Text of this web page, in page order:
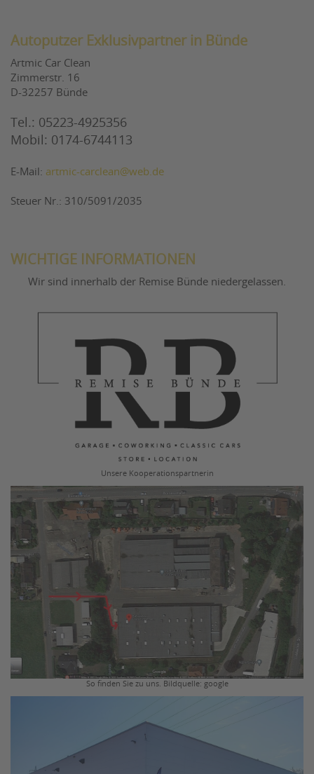
Autoputzer Exklusivpartner in Bünde
Artmic Car Clean
Zimmerstr. 16
D-32257 Bünde
Tel.: 05223-4925356
Mobil: 0174-6744113
E-Mail: artmic-carclean@web.de
Steuer Nr.: 310/5091/2035
WICHTIGE INFORMATIONEN
Wir sind innerhalb der Remise Bünde niedergelassen.
Unsere Kooperationspartnerin
So finden Sie zu uns. Bildquelle: google